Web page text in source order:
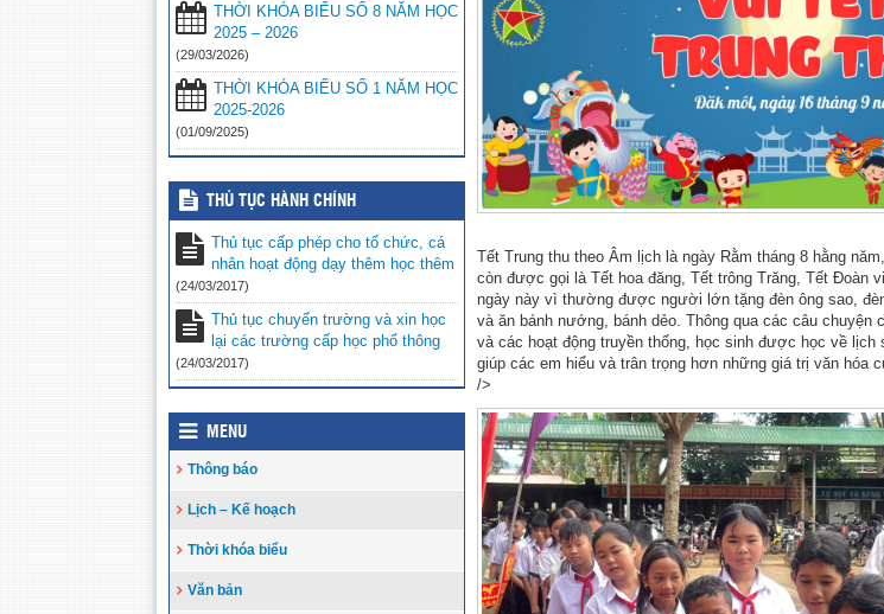
THỜI KHÓA BIỂU SỐ 8 NĂM HỌC
2025 – 2026
(29/03/2026)
THỜI KHÓA BIỂU SỐ 1 NĂM HỌC
2025-2026
(01/09/2025)
THỦ TỤC HÀNH CHÍNH
Thủ tục cấp phép cho tổ chức, cá
nhân hoạt động dạy thêm học thêm
(24/03/2017)
Thủ tục chuyển trường và xin học
lại các trường cấp học phổ thông
(24/03/2017)
MENU
Thông báo
Lịch – Kế hoạch
Thời khóa biểu
Văn bản
Tết Trung thu theo Âm lịch là ngày Rằm tháng 8 hằng
còn được gọi là Tết hoa đăng, Tết trông Trăng, Tết Đoàn
ngày này vì thường được người lớn tặng đèn ông sao,
và ăn bánh nướng, bánh dẻo. Thông qua các câu chuyện
và các hoạt động truyền thống, học sinh được học về
giúp các em hiểu và trân trọng hơn những giá trị văn hóa
/>